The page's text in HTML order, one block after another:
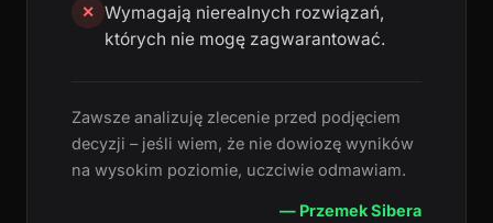
✕ Wymagają nierealnych rozwiązań,
których nie mogę zagwarantować.
Zawsze analizuję zlecenie przed podjęciem
decyzji – jeśli wiem, że nie dowiozę wyników
na wysokim poziomie, uczciwie odmawiam.
— Przemek Sibera